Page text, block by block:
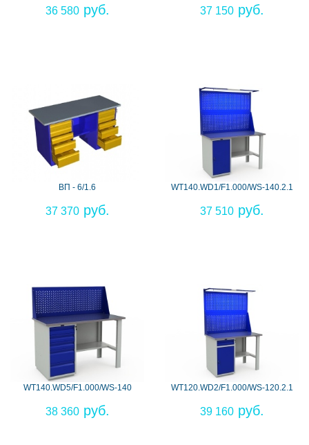
36 580 37 150
ВП - 6/1.6
37 370
WT140.WD1/F1.000/WS-140.2.1
37 510
WT140.WD5/F1.000/WS-140
38 360
WT120.WD2/F1.000/WS-120.2.1
39 160